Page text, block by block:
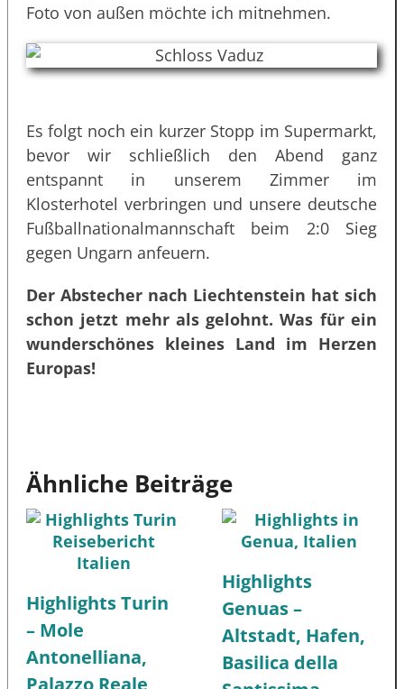
Foto von außen möchte ich mitnehmen.
Es folgt noch ein kurzer Stopp im Supermarkt,
bevor wir schließlich den Abend ganz
entspannt in unserem Zimmer im
Klosterhotel verbringen und unsere deutsche
Fußballnationalmannschaft beim 2:0 Sieg
gegen Ungarn anfeuern.
Der Abstecher nach Liechtenstein hat sich
schon jetzt mehr als gelohnt. Was für ein
wunderschönes kleines Land im Herzen
Europas!
Ähnliche Beiträge
Highlights Turin
– Mole
Antonelliana,
Highlights
Genuas –
Altstadt, Hafen,
Basilica della